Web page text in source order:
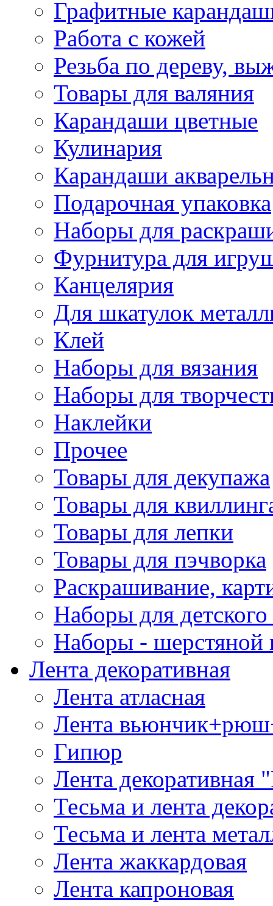
Графитные
Работа с кожей
Резьба по дереву,
Товары для валяния
Карандаши цветные
Кулинария
Карандаши
Подарочная упаковка
Наборы для
Фурнитура для
Канцелярия
Для шкатулок
Клей
Наборы для вязания
Наборы для
Наклейки
Прочее
Товары для декупажа
Товары для
Товары для лепки
Товары для пэчворка
Раскрашивание,
Наборы для
Наборы - шерстяной
Лента декоративная
Лента атласная
Лента
Гипюр
Лента декоративная
Тесьма и лента
Тесьма и лента
Лента жаккардовая
Лента капроновая